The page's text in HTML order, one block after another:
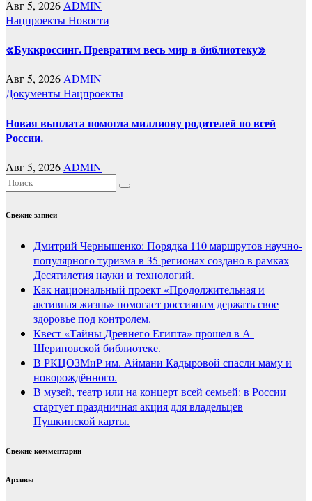
Авг 5, 2026 ADMIN
НацпроектыНовости
«Буккроссинг. Превратим весь мир в библиотеку»
Авг 5, 2026ADMIN
ДокументыНацпроекты
Новая выплата помогла миллиону родителей по всей
России.
Авг 5, 2026 ADMIN
Свежие записи
Дмитрий Чернышенко: Порядка 110 маршрутов научно-
популярного туризма в 35 регионах создано в рамках
Десятилетия науки и технологий.
Как национальный проект «Продолжительная и
активная жизнь» помогает россиянам держать свое
здоровье под контролем.
Квест «Тайны Древнего Египта» прошел в А-
Шериповской библиотеке.
В РКЦОЗМиР им. Аймани Кадыровой спасли маму и
новорождённого.
В музей, театр или на концерт всей семьей: в России
стартует праздничная акция для владельцев
Пушкинской карты.
Свежие комментарии
Архивы